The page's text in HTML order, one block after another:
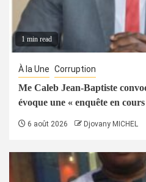
1 min read
À la Une Corruption
Me Caleb Jean-Baptiste
évoque une « enquête en
6 août 2026 Djovany MICHEL